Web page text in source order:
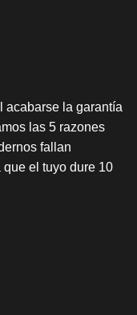
acabarse la garantía
las 5 razones
fallan
que el tuyo dure 10